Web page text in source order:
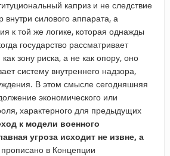
каприз и не следствие
внутри силового аппарата, а
к той же логике, которая однажды
государство рассматривает
зону риска, а не как опору, оно
систему внутреннего надзора,
В этом смысле сегодняшняя
экономического или
характерного для предыдущих
к модели военного
угроза исходит не извне, а
в Концепции